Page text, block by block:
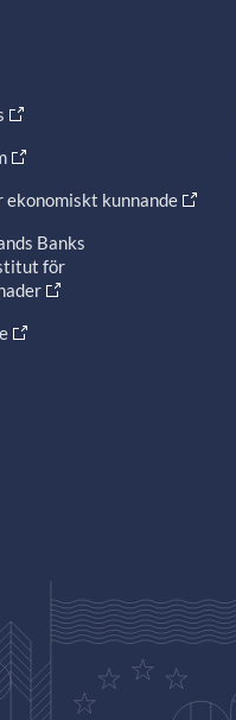
ekonomiskt kunnande
Banks
för